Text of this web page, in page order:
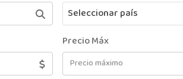
Seleccionar país
Precio Máx